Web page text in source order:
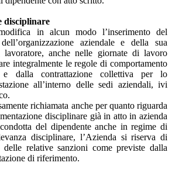
disciplinare
in alcun modo l’inserimento del
aziendale e della sua
lavoratore, anche nelle giornate di lavoro
integralmente le regole di comportamento
dalla contrattazione collettiva per lo
all’interno delle sedi aziendali, ivi
richiamata anche per quanto riguarda
disciplinare già in atto in azienda
del dipendente anche in regime di
disciplinare, l’Azienda si riserva di
delle relative sanzioni come previste dalla
di riferimento.